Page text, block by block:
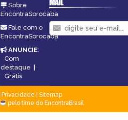
Sobre
EncontraSorocaba
Fale com o
EncontraSorocaba
ANUNCIE:
Com
destaque |
Grátis
Privacidade
Sitemap
pelo time do EncontraBrasil